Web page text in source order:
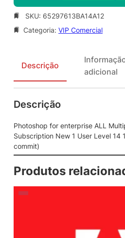
SKU: 65297613BA14A12
Categoria: VIP Comercial
Descrição
adicional
Descrição
Photoshop for enterprise ALL
Subscription New 1 User Level 14
commit)
Produtos